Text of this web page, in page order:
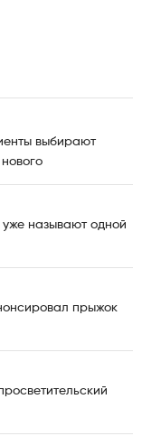
выбирают
уже называют одной
прыжок